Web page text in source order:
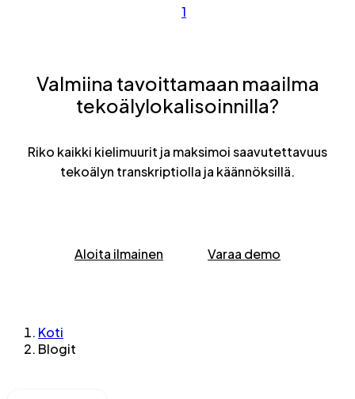
1
Valmiina tavoittamaan maailma
tekoälylokalisoinnilla?
Riko kaikki kielimuurit ja maksimoi saavutettavuus
tekoälyn transkriptiolla ja käännöksillä.
Aloita ilmainen Varaa demo
Koti
Blogit